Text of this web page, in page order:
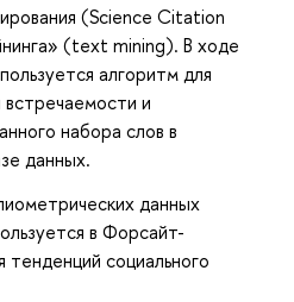
(Science Citation
(text mining). В ходе
алгоритм для
и
набора слов в
данных.
данных
в Форсайт-
тенденций социального